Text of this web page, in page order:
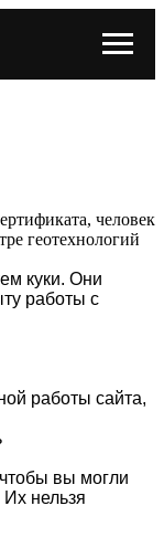
человек
геотехнологий
куки. Они
работы с
работы сайта,
вы могли
нельзя